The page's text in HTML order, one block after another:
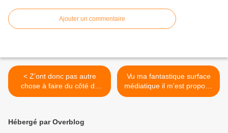
Ajouter un commentaire
< Z’ont donc pas autre
chose à faire du côté de
Sancerre que de chicaner
Vu ma fantastique surface
médiatique il m’est proposé
d’organiser un dîner
Hébergé par Overblog